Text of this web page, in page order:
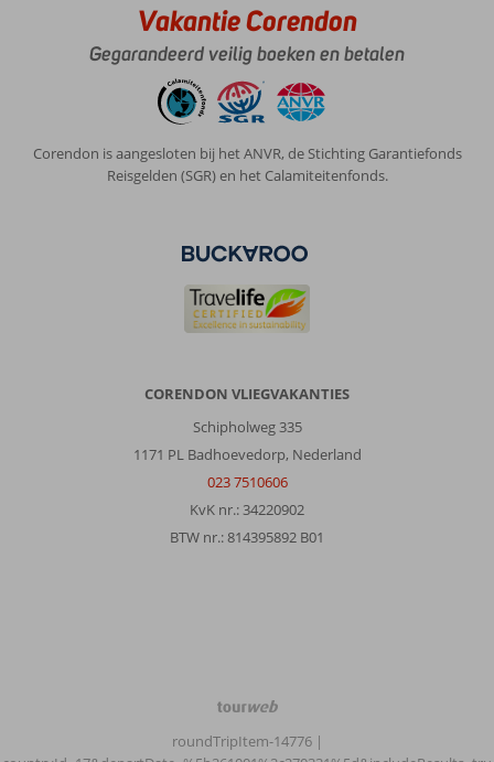
Vakantie Corendon
Gegarandeerd veilig boeken en betalen
Corendon is aangesloten bij het ANVR, de Stichting Garantiefonds
Reisgelden (SGR) en het Calamiteitenfonds.
CORENDON VLIEGVAKANTIES
Schipholweg 335
1171 PL Badhoevedorp, Nederland
023 7510606
KvK nr.: 34220902
BTW nr.: 814395892 B01
TourWeb
NetMatch
roundTripItem-14776 |